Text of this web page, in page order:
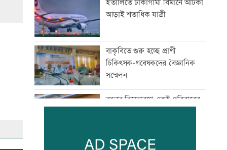
ইতালিতে ঢাকাগামী বিমানে আটকা
আড়াই শতাধিক যাত্রী
বাকৃবিতে শুরু হচ্ছে প্রাণী
চিকিৎসক-গবেষকদের বৈজ্ঞানিক
সম্মেলন
বন্দরে বিস্ফোরণে একই পরিবারের